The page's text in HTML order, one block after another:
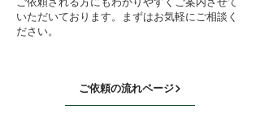
いただいております。まずはお気軽にご相談く
ださい。
ご依頼の流れページ